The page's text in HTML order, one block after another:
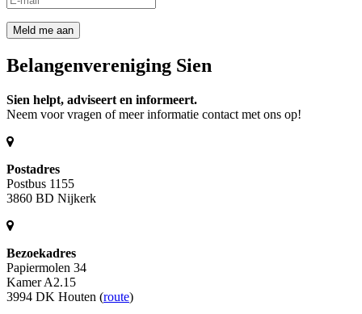
Belangenvereniging Sien
Sien helpt, adviseert en informeert.
Neem voor vragen of meer informatie contact met ons op!
Postadres
Postbus 1155
3860 BD Nijkerk
Bezoekadres
Papiermolen 34
Kamer A2.15
3994 DK Houten (route)